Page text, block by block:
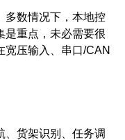
多数情况下，本地控
是重点，未必需要很
宽压输入、串口/CAN
、货架识别、任务调